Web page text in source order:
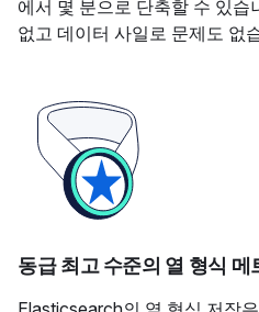
에서 몇 분으로 단축할 수 있습
없고 데이터 사일로 문제도 없
동급 최고 수준의 열 형식 메